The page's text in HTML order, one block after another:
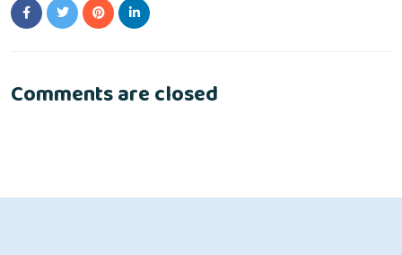
Comments are closed